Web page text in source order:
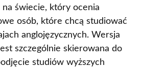
świecie, który ocenia
osób, które chcą studiować
anglojęzycznych. Wersja
szczególnie skierowana do
studiów wyższych